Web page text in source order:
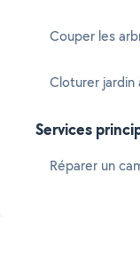
Couper les
Cloturer jardin
Services
Réparer un